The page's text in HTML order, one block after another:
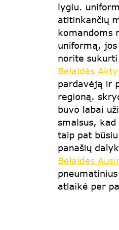
lygiu.
atitinkančių
komandoms
uniformą,
norite
Belaidės
pardavėją ir
regioną.
buvo labai
smalsus,
taip pat
panašių
Belaidės
atlaikė per